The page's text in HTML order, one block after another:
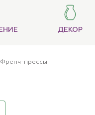
ДЕКОР
Френч-прессы